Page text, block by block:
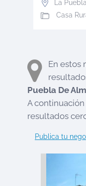
La
Casa
En estos
Puebla De
A
resultados
Publica tu